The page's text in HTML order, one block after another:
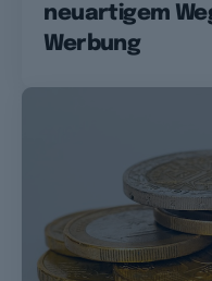
neuartigem
Werbung